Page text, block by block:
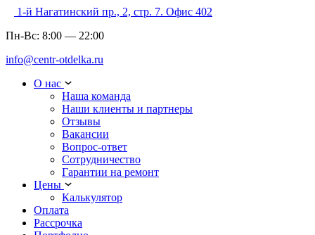
1-й Нагатинский пр., 2, стр. 7. Офис 402
Пн-Вс: 8:00 — 22:00
info@centr-otdelka.ru
О нас
Наша команда
Наши клиенты и партнеры
Отзывы
Вакансии
Вопрос-ответ
Сотрудничество
Гарантии на ремонт
Цены
Калькулятор
Оплата
Рассрочка